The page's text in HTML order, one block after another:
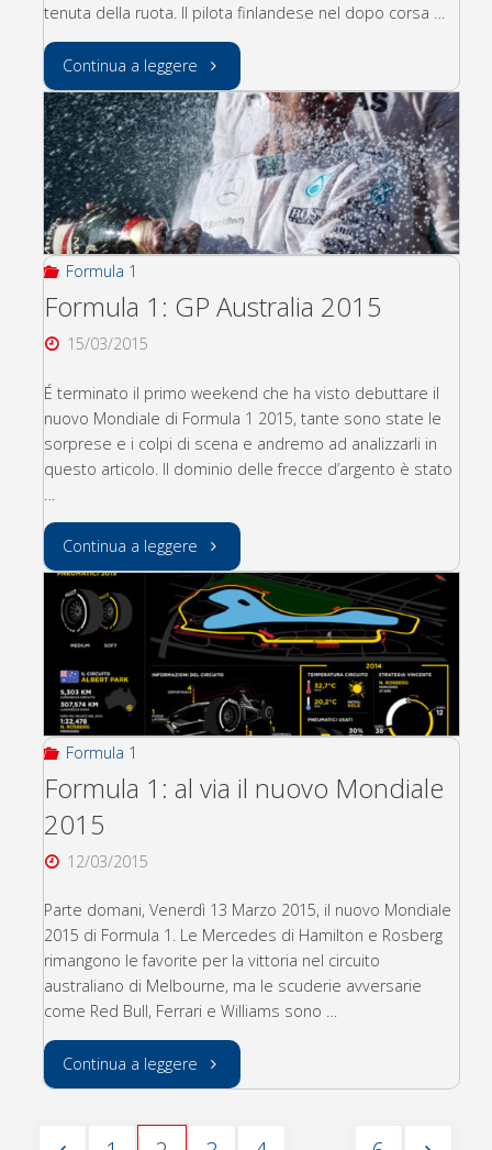
tenuta della ruota. Il pilota finlandese nel dopo corsa …
Continua a leggere "la
ferrari
DEVE
migliorare"
Formula 1
Formula 1: GP Australia 2015
15/03/2015
É terminato il primo weekend che ha visto debuttare il
nuovo Mondiale di Formula 1 2015, tante sono state le
sorprese e i colpi di scena e andremo ad analizzarli in
questo articolo. Il dominio delle frecce d’argento è stato
Continua a leggere "Formula
1:
GP
Australia
2015"
Formula 1
Formula 1: al via il nuovo Mondiale
2015
12/03/2015
Parte domani, Venerdì 13 Marzo 2015, il nuovo Mondiale
2015 di Formula 1. Le Mercedes di Hamilton e Rosberg
rimangono le favorite per la vittoria nel circuito
australiano di Melbourne, ma le scuderie avversarie
come Red Bull, Ferrari e Williams sono …
Continua a leggere "Formula